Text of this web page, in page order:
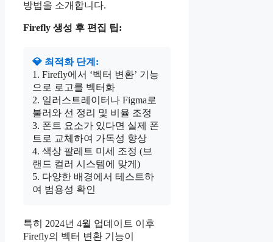
방법을 소개합니다.
Firefly 생성 후 편집 팁:
💎 최적화 단계:
1. Firefly에서 ‘벡터 변환’ 기능
으로 로고를 벡터화
2. 일러스트레이터나 Figma로
불러와 선 정리 및 비율 조정
3. 폰트 요소가 있다면 실제 폰
트로 교체하여 가독성 향상
4. 색상 팔레트 미세 조정 (브
랜드 컬러 시스템에 맞게)
5. 다양한 배경에서 테스트하
여 범용성 확인
특히 2024년 4월 업데이트 이후
Firefly의 벡터 변환 기능이